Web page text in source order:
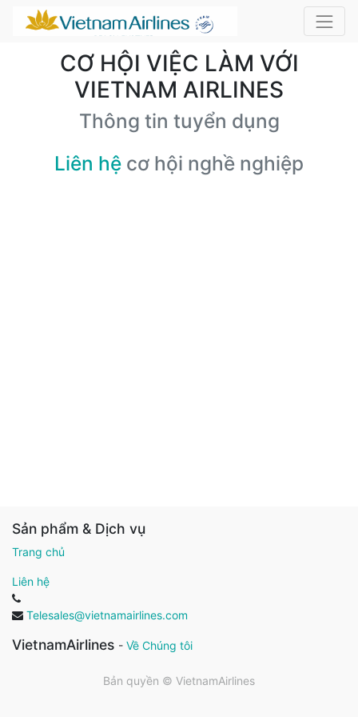
CƠ HỘI VIỆC LÀM VỚI
VIETNAM AIRLINES
Thông tin tuyển dụng
Liên hệ cơ hội nghề nghiệp
Sản phẩm & Dịch vụ
Trang chủ
Liên hệ
Telesales@vietnamairlines.com
VietnamAirlines - Về Chúng tôi
Bản quyền © VietnamAirlines